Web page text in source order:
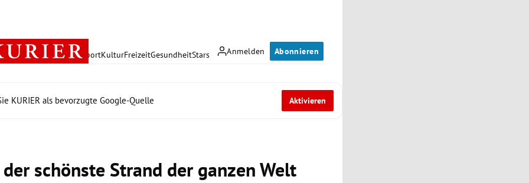
Anmelden Abonnieren
PolitikWirtschaft SportKulturFreizeitGesundheitStars
KURIER als bevorzugte Google-Quelle Aktivieren
schönste Strand der ganzen Welt